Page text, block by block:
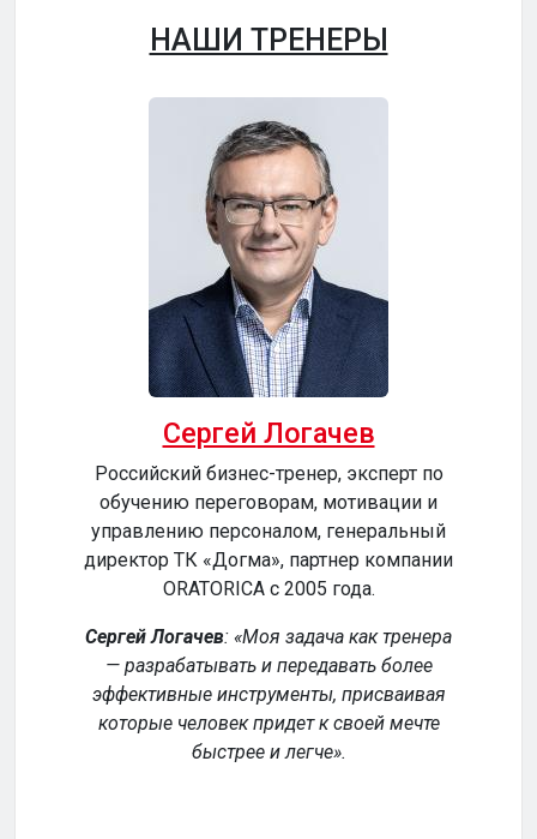
НАШИ ТРЕНЕРЫ
Сергей Логачев
Российский бизнес-тренер, эксперт по
обучению переговорам, мотивации и
управлению персоналом, генеральный
директор ТК «Догма», партнер компании
ORATORICA c 2005 года.
Сергей Логачев: Моя задача как тренера
— разрабатывать и передавать более
эффективные инструменты, присваивая
которые человек придет к своей мечте
быстрее и легче .